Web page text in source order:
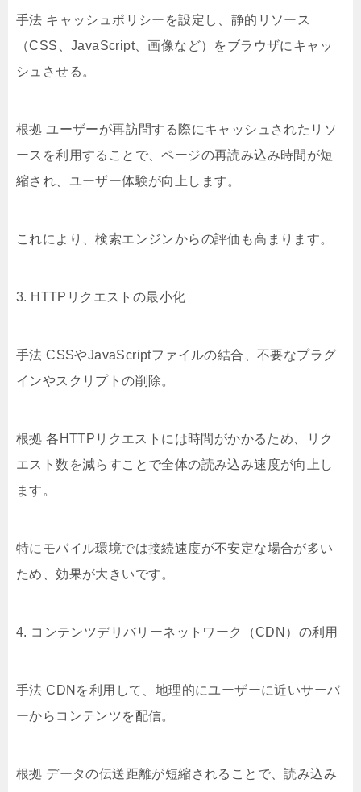
手法 キャッシュポリシーを設定し、静的リソース
（CSS、JavaScript、画像など）をブラウザにキャッ
シュさせる。
根拠 ユーザーが再訪問する際にキャッシュされたリソ
ースを利用することで、ページの再読み込み時間が短
縮され、ユーザー体験が向上します。
これにより、検索エンジンからの評価も高まります。
3. HTTPリクエストの最小化
手法 CSSやJavaScriptファイルの結合、不要なプラグ
インやスクリプトの削除。
根拠 各HTTPリクエストには時間がかかるため、リク
エスト数を減らすことで全体の読み込み速度が向上し
ます。
特にモバイル環境では接続速度が不安定な場合が多い
ため、効果が大きいです。
4. コンテンツデリバリーネットワーク（CDN）の利用
手法 CDNを利用して、地理的にユーザーに近いサーバ
ーからコンテンツを配信。
根拠 データの伝送距離が短縮されることで、読み込み